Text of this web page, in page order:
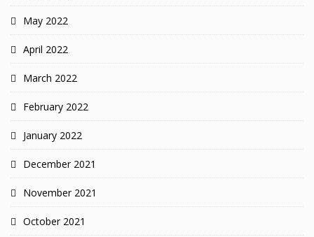
May 2022
April 2022
March 2022
February 2022
January 2022
December 2021
November 2021
October 2021